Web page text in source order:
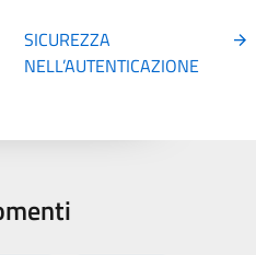
SICUREZZA
NELL’AUTENTICAZIONE